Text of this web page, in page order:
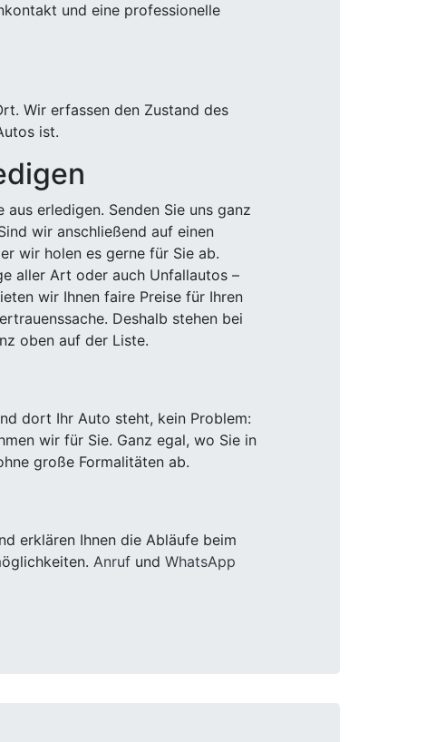
und eine professionelle
Wir erfassen den Zustand des
ist.
erledigen. Senden Sie uns ganz
wir anschließend auf einen
wir holen es gerne für Sie ab.
aller Art oder auch Unfallautos –
wir Ihnen faire Preise für Ihren
Deshalb stehen bei
oben auf der Liste.
dort Ihr Auto steht, kein Problem:
wir für Sie. Ganz egal, wo Sie in
große Formalitäten ab.
erklären Ihnen die Abläufe beim
Anruf und WhatsApp